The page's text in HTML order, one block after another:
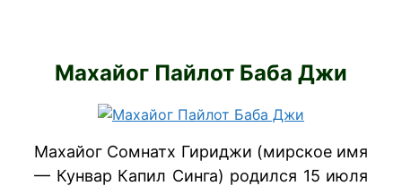
Махайог Пайлот Баба Джи
Махайог Сомнатх Гириджи (мирское имя
— Кунвар Капил Синга) родился 15 июля